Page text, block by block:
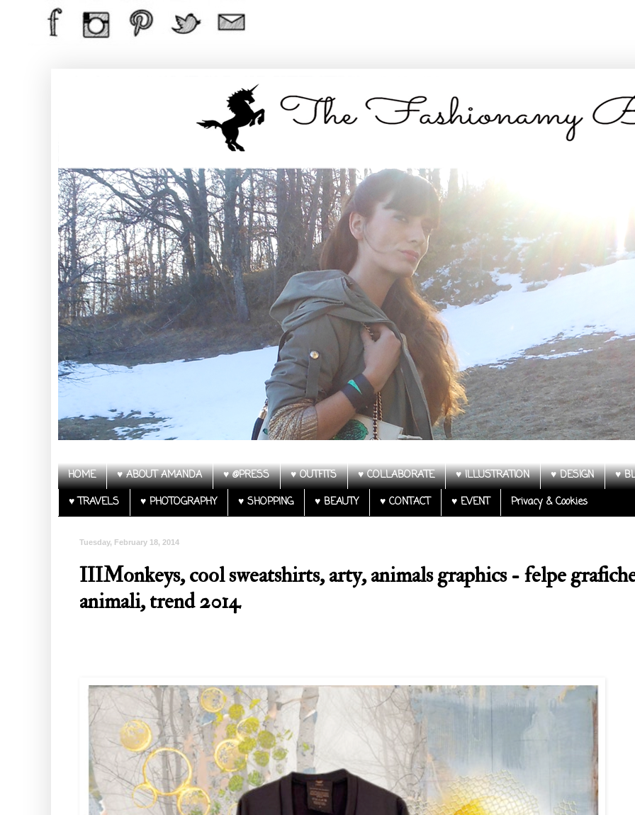
HOME ♥ ABOUT AMANDA ♥ @PRESS ♥ OUTFITS ♥ COLLABORATE ♥ ILLUSTRATION ♥ DESIGN ♥
♥ TRAVELS
♥ PHOTOGRAPHY ♥ SHOPPING ♥ BEAUTY ♥ CONTACT ♥ EVENT Privacy & Cookies
Tuesday, February 18, 2014
IIIMonkeys, cool sweatshirts, arty, animals graphics - felpe
animali, trend 2014